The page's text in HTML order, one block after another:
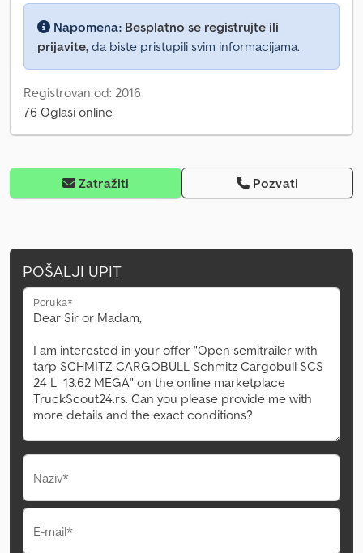
Napomena: Besplatno se registrujte ili
prijavite, da biste pristupili svim informacijama.
Registrovan od: 2016
76 Oglasi online
Zatražiti Pozvati
POŠALJI UPIT
Poruka*
Naziv*
E-mail*